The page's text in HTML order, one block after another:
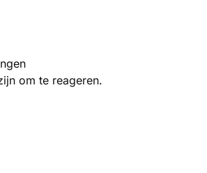
om te reageren.